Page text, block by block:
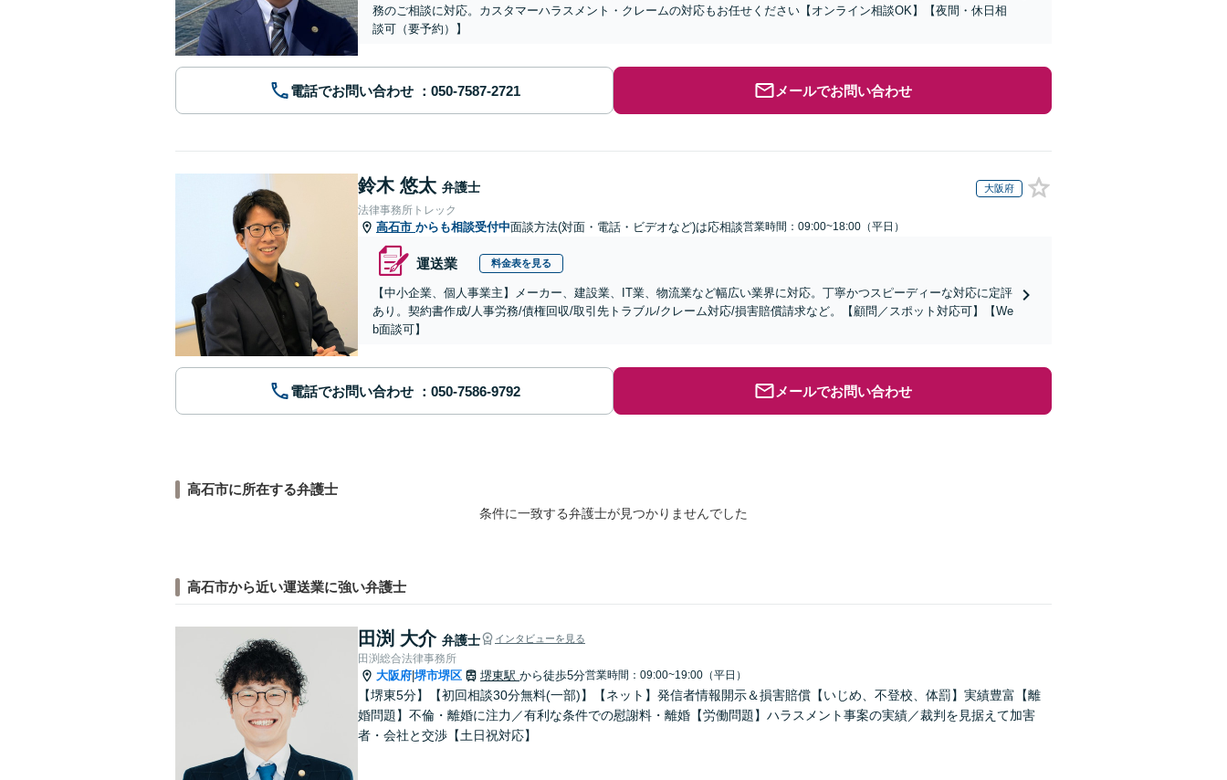
務のご相談に対応。カスタマーハラスメント・クレームの対応もお任せください【オンライン相談OK】【夜間・休日相
談可（要予約）】
電話でお問い合わせ メールでお問い合わせ
鈴木 悠太 弁護士 大阪府
法律事務所トレック
高石市 からも相談受付中面談方法(対面・電話・ビデオなど)は応相談営業時間：09:00~18:00（平日）
運送業 料金表を見る
【中小企業、個人事業主】メーカー、建設業、IT業、物流業など幅広い業界に対応。丁寧かつスピーディーな対応に定評
あり。契約書作成/人事労務/債権回収/取引先トラブル/クレーム対応/損害賠償請求など。【顧問／スポット対応可】【We
b面談可】
電話でお問い合わせ メールでお問い合わせ
高石市に所在する弁護士
条件に一致する弁護士が見つかりませんでした
高石市から近い運送業に強い弁護士
田渕 大介 弁護士 インタビューを見る
田渕総合法律事務所
大阪府 堺市堺区 堺東駅 から徒歩5分営業時間：09:00~19:00（平日）
【堺東5分】【初回相談30分無料(一部)】【ネット】発信者情報開示＆損害賠償【いじめ、不登校、体罰】実績豊富【離
婚問題】不倫・離婚に注力／有利な条件での慰謝料・離婚【労働問題】ハラスメント事案の実績／裁判を見据えて加害
者・会社と交渉【土日祝対応】